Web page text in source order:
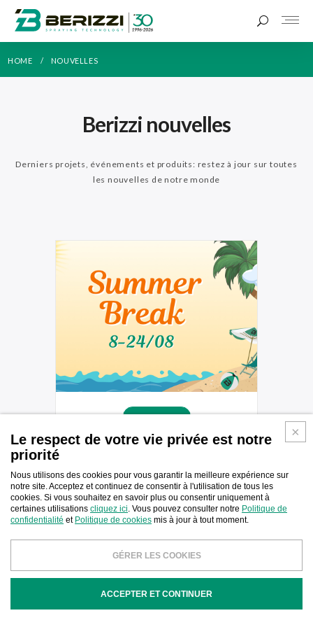
HOME NOUVELLES
Berizzi nouvelles
Derniers projets, événements et produits: restez à jour sur toutes
les nouvelles de notre monde
NEWS
Summer break 2026
Le respect de votre vie privée est notre
priorité
Nous utilisons des cookies pour vous garantir la meilleure expérience sur
notre site. Acceptez et continuez de consentir à l'utilisation de tous les
cookies. Si vous souhaitez en savoir plus ou consentir uniquement à
certaines utilisations cliquez ici. Vous pouvez consulter notre Politique de
confidentialité et Politique de cookies mis à jour à tout moment.
GÉRER LES COOKIES
ACCEPTER ET CONTINUER